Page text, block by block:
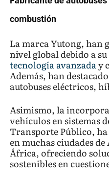
combustión
La marca Yutong, han
nivel global debido a
tecnología avanzaday
Además, han
autobuses eléctricos,
Asimismo, la
vehículos en sistemas
Transporte Público,
en muchas ciudades
África, ofreciendo
sostenibles en